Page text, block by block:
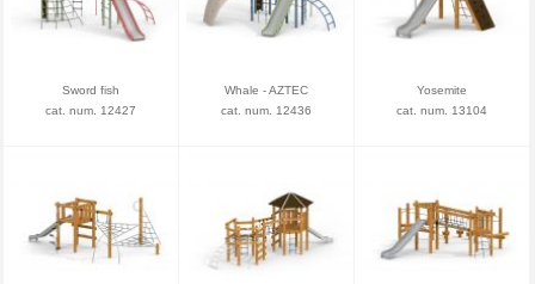
Sword fish
cat. num. 12427
Whale - AZTEC
cat. num. 12436
Yosemite
cat. num. 13104